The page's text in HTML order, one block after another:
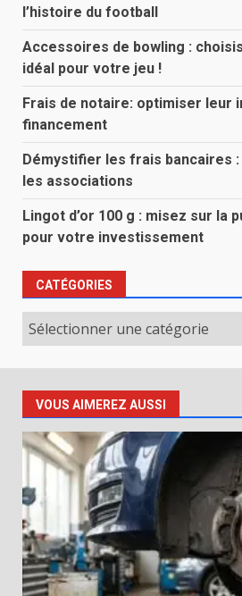
l’histoire du football
Accessoires de bowling :
idéal pour votre jeu !
Frais de notaire: optimiser leur
financement
Démystifier les frais bancaires
les associations
Lingot d’or 100 g : misez sur la
pour votre investissement
CATÉGORIES
Catégories
VOUS AIMEREZ AUSSI